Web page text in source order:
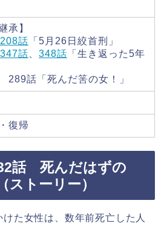
承】
話 「5月26日絞首刑」
話
348話 「生き返った5年
話「死んだ筈の女！」
復帰
話 死んだはずの
トーリー）
た女性は、数年前死亡した人